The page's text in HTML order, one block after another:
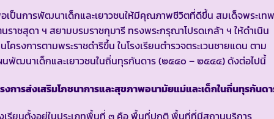
เป็นการพัฒนาเด็กและเยาวชนให้มีคุณภาพชีวิตที่ดีขึ้น สมเด็จพระเทพ
ราชสุดา ฯ สยามบรมราชกุมารี ทรงพระกรุณาโปรดเกล้า ฯ ให้ดำเนิน
โครงการตามพระราชดำริขึ้น ในโรงเรียนตำรวจตระเวนชายแดน ตาม
พัฒนาเด็กและเยาวชนในถิ่นทุรกันดาร (๒๕๔๐ – ๒๕๔๔) ดังต่อไปนี้
งการส่งเสริมโภชนาการและสุขภาพอนามัยแม่และเด็กในถิ่นทุรกันด